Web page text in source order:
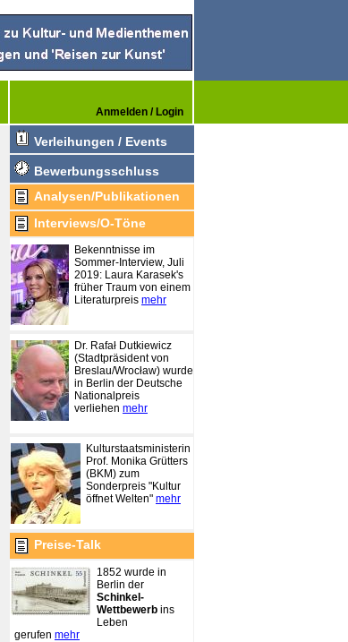
Anmelden / Login
Verleihungen / Events
Bewerbungsschluss
Analysen/Publikationen
Interviews/O-Töne
Bekenntnisse im
Sommer-Interview, Juli
2019: Laura Karasek's
früher Traum von einem
Literaturpreis mehr
Dr. Rafał Dutkiewicz
(Stadtpräsident von
Breslau/Wrocław) wurde
in Berlin der Deutsche
Nationalpreis
verliehen mehr
Kulturstaatsministerin
Prof. Monika Grütters
(BKM) zum
Sonderpreis "Kultur
öffnet Welten" mehr
Preise-Talk
1852 wurde in
Berlin der
Schinkel-
Wettbewerb ins
Leben
gerufen mehr